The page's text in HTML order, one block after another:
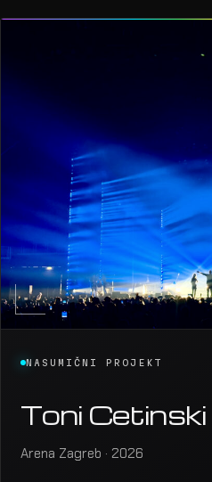
NASUMIČNI PROJEKT
Toni Cetinski
Arena Zagreb · 2026